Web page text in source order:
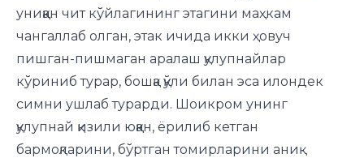
униққан чит кўйлагининг этагини маҳкам
чангаллаб олган, этак ичида икки ҳовуч
пишган-пишмаган аралаш қулупнайлар
кўриниб турар, бошқа қўли билан эса илондек
симни ушлаб турарди. Шоикром унинг
қулупнай қизили юққан, ёрилиб кетган
бармоқларини, бўртган томирларини аниқ